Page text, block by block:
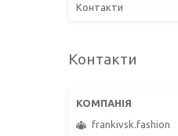
Контакти
Контакти
frankivsk.fashion